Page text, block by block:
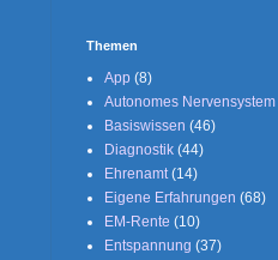
Themen
App (8)
Autonomes Nervensystem
Basiswissen (46)
Diagnostik (44)
Ehrenamt (14)
Eigene Erfahrungen (68)
EM-Rente (10)
Entspannung (37)